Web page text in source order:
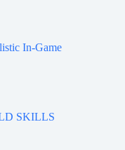
In-Game
SKILLS